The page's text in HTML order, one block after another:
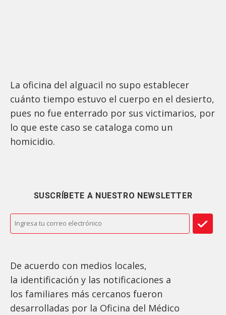
La oficina del alguacil no supo establecer
cuánto tiempo estuvo el cuerpo en el desierto,
pues no fue enterrado por sus victimarios, por
lo que este caso se cataloga como un
homicidio.
SUSCRÍBETE A NUESTRO NEWSLETTER
De acuerdo con medios locales,
la identificación y las notificaciones a
los familiares más cercanos fueron
desarrolladas por la Oficina del Médico